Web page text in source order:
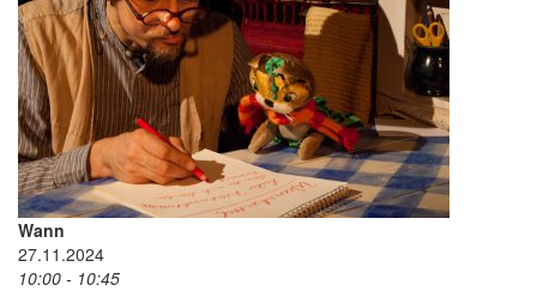
Wann
27.11.2024
10:00 - 10:45